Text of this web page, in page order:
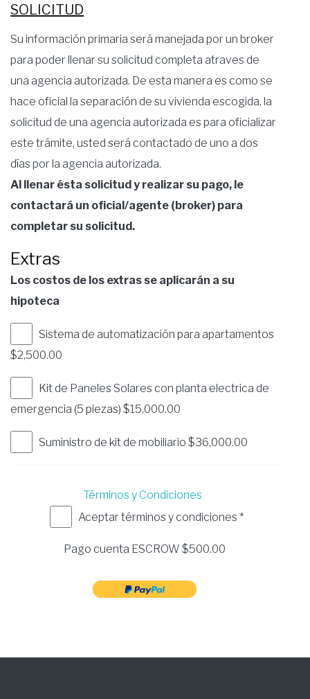
SOLICITUD
Su información primaria será manejada por un broker
para poder llenar su solicitud completa atraves de
una agencia autorizada. De esta manera es como se
hace oficial la separación de su vivienda escogida, la
solicitud de una agencia autorizada es para oficializar
este trámite, usted será contactado de uno a dos
días por la agencia autorizada.
Al llenar ésta solicitud y realizar su pago, le
contactará un oficial/agente (broker) para
completar su solicitud.
Extras
Los costos de los extras se aplicarán a su
hipoteca
Sistema de automatización para apartamentos
$2,500.00
Kit de Paneles Solares con planta electrica de
emergencia (5 piezas) $15,000.00
Suministro de kit de mobiliario $36,000.00
Términos y Condiciones
Aceptar términos y condiciones *
Pago cuenta ESCROW $500.00